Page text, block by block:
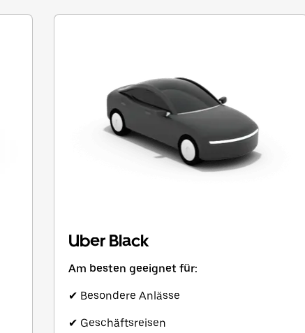
Uber Black
Am besten geeignet für:
✔ Besondere Anlässe
✔ Geschäftsreisen